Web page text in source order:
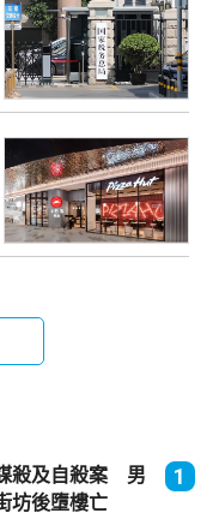
殺及自殺案 男
坊後墮樓亡
1